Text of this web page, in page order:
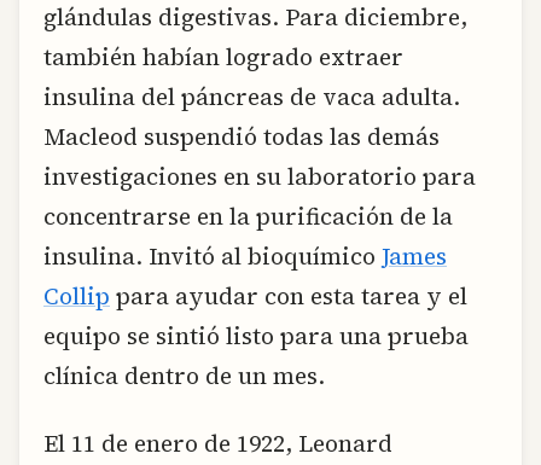
glándulas digestivas. Para diciembre,
también habían logrado extraer
insulina del páncreas de vaca adulta.
Macleod suspendió todas las demás
investigaciones en su laboratorio para
concentrarse en la purificación de la
insulina. Invitó al bioquímico James
Collip para ayudar con esta tarea y el
equipo se sintió listo para una prueba
clínica dentro de un mes.
El 11 de enero de 1922, Leonard